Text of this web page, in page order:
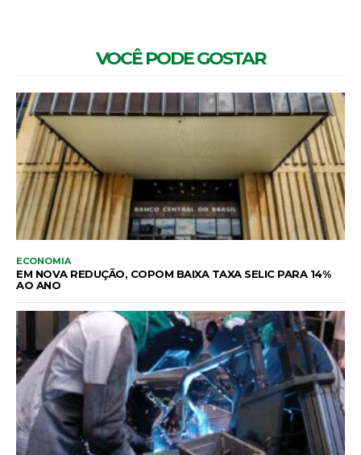
VOCÊ PODE GOSTAR
ECONOMIA
EM NOVA REDUÇÃO, COPOM BAIXA TAXA SELIC PARA 14%
AO ANO